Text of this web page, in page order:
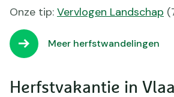
Onze tip: Vervlogen Landschap
Meer herfstwandelingen
Herfstvakantie in